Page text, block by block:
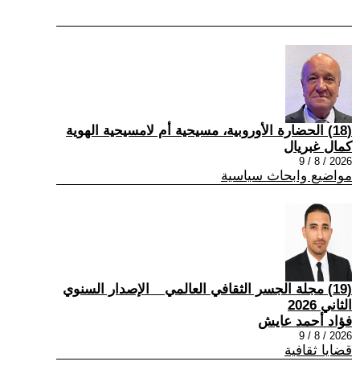
(18) الحضارة الأوروبية، مسيحية أم لامسيحية الهوية
كمال غبريال
2026 / 8 / 9
مواضيع وابحاث سياسية
(19) مجلة الجسر الثقافي العالمي _ الإصدار السنوي
الثاني 2026
فؤاد أحمد عايش
2026 / 8 / 9
قضايا ثقافية